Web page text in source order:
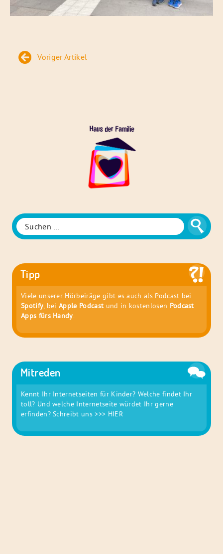
Beitragsnavigation
Voriger Artikel
Suche
Suchen
nach:
Tipp
Viele unserer Hörbeiräge gibt es auch als Podcast bei
Spotify, beiApple Podcast und in kostenlosen Podcast
Apps fürs Handy.
Mitreden
Kennt Ihr Internetseiten für Kinder? Welche findet Ihr
toll? Und welche Internetseite würdet Ihr gerne
erfinden? Schreibt uns>>> HIER